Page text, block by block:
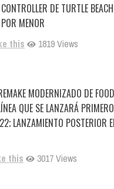
DE TURTLE
MENOR
this 1819 Views
MODERNIZADO DE
QUE SE LANZARÁ
LANZAMIENTO POSTERIOR
this 3017 Views